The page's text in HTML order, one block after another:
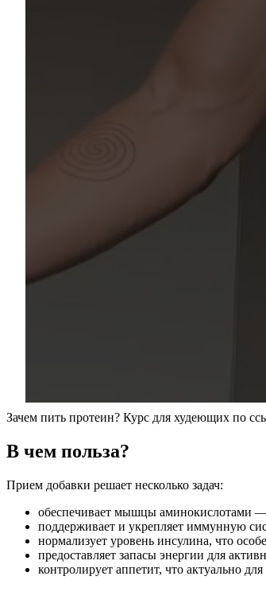
Зачем пить протеин? Курс для худеющих по
В чем польза?
Прием добавки решает несколько задач:
обеспечивает мышцы аминокислотами
поддерживает и укрепляет иммунную
нормализует уровень инсулина, что
предоставляет запасы энергии для
контролирует аппетит, что актуально